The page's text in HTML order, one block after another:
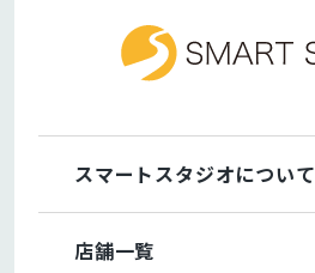
スマートスタジオについて
店舗一覧